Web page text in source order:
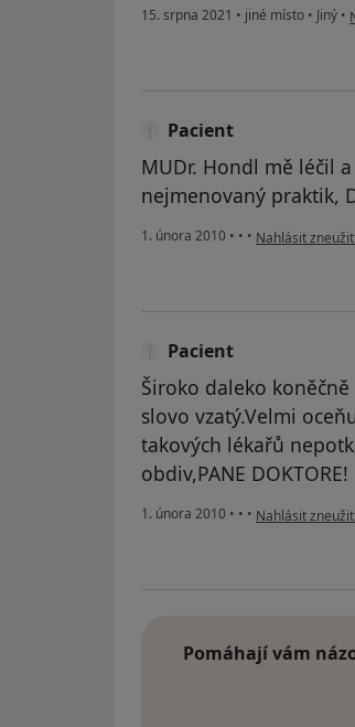
15. srpna 2021 • jiné místo • Jiný •
Pacient
MUDr. Hondl mě léčil
nejmenovaný praktik,
1. února 2010 • • • podle názoru
Nahlásit
Pacient
Široko daleko
slovo vzatý.Velmi
takových lékařů
obdiv,PANE DOKTORE!
1. února 2010 • • • podle názoru
Nahlásit
Pomáhají vám